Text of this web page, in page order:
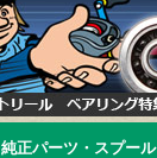
純正パーツ・スプール